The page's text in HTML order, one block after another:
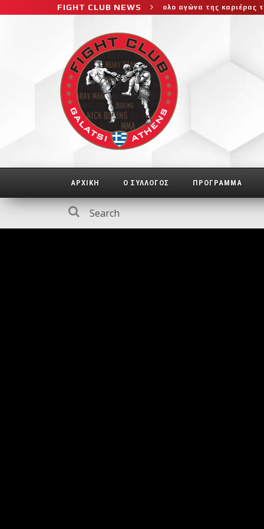
FIGHT CLUB NEWS
στο μεγαλύτερο και πιο δύσκολο αγώνα της καριέρας της,
ΑΡΧΙΚΗ Ο ΣΥΛΛΟΓΟΣ ΠΡΟΓΡΑΜΜΑ